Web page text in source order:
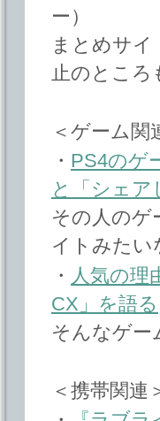
ー）
まとめサ
止のところ
＜ゲーム関
・ PS4のゲ
と「シェア
その人のゲ
イトみたい
・ 人気の理
CX」を語る
そんなゲー
＜携帯関連